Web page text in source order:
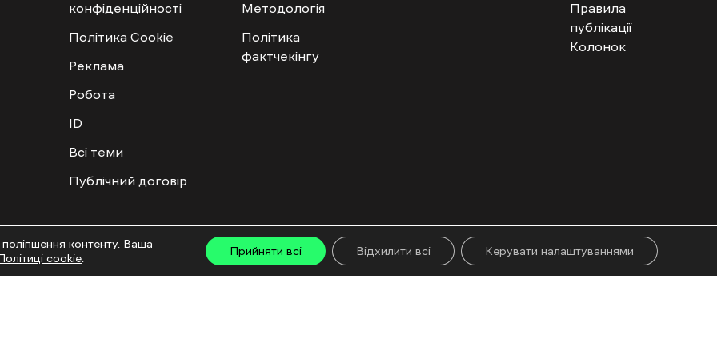
конфіденційності
Політика Cookie
Реклама
Робота
ID
Всі теми
Публічний договір
Методологія
Політика
фактчекінгу
Правила
публікації
Колонок
та інтегрованих продуктів дозволяється за умови отримання схвалення від редакції.
ГО «Ґвара Медіа», 61057, Харків, вул. Гоголя, 14, абонентська скринька №7400
контенту. Ваша
Політиці cookie
Прийняти всі Відхилити всі Керувати налаштуваннями